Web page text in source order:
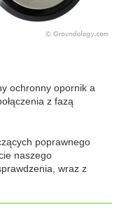
ochronny opornik a
z fazą
poprawnego
naszego
wraz z